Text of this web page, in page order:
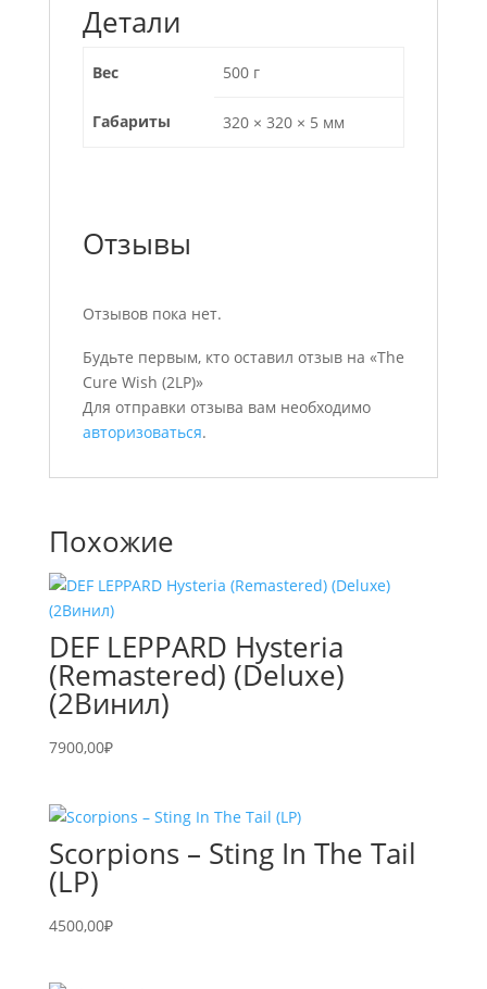
Детали
Вес 500 г
Габариты 320 × 320 × 5 мм
Отзывы
Отзывов пока нет.
Будьте первым, кто оставил отзыв на «The
Cure Wish (2LP)»
Для отправки отзыва вам необходимо
авторизоваться.
Похожие
DEF LEPPARD Hysteria
(Remastered) (Deluxe)
(2Винил)
7900,00₽
Scorpions – Sting In The Tail
(LP)
4500,00₽